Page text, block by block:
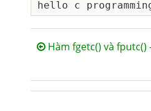
Hàm fgetc() và fputc()